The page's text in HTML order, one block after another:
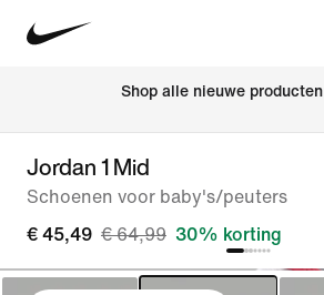
Shop alle nieuwe producten
Jordan 1 Mid
Schoenen voor baby's/peuters
€ 45,49 € 64,99 30% korting